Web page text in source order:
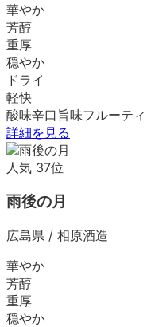
華やか
芳醇
重厚
穏やか
ドライ
軽快
酸味辛口 旨味フルーティ
詳細を見る
人気 37位
雨後の月
広島県 / 相原酒造
華やか
芳醇
重厚
穏やか